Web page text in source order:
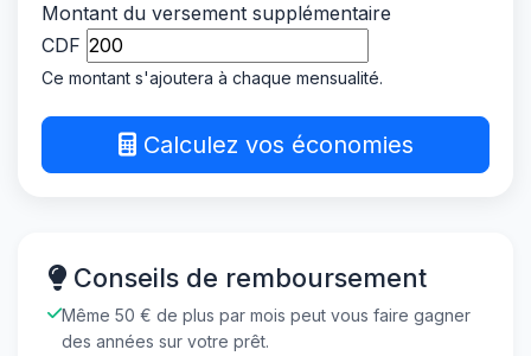
Montant du versement supplémentaire
CDF
Ce montant s'ajoutera à chaque mensualité.
Calculez vos économies
Conseils de remboursement
Même 50 € de plus par mois peut vous faire gagner
des années sur votre prêt.